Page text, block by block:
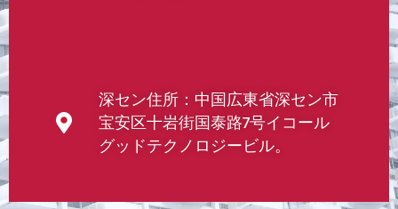
深セン住所：中国広東省深セン市
宝安区十岩街国泰路7号イコール
グッドテクノロジービル。